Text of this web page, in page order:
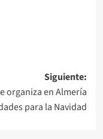
Siguiente:
organiza en Almería
para la Navidad